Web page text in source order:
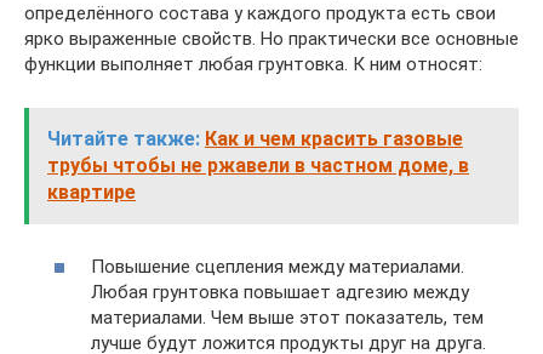
определённого состава у каждого продукта есть свои
ярко выраженные свойств. Но практически все основные
функции выполняет любая грунтовка. К ним относят:
Читайте также: Как и чем красить газовые
трубы чтобы не ржавели в частном доме, в
квартире
Повышение сцепления между материалами.
Любая грунтовка повышает адгезию между
материалами. Чем выше этот показатель, тем
лучше будут ложится продукты друг на друга.